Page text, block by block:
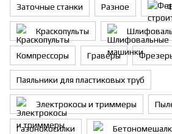
Заточные станки Разное
Краскопульты
Компрессоры Граверы
Паяльники для пластиковых труб
Электрокосы и триммеры
Газонокосилки